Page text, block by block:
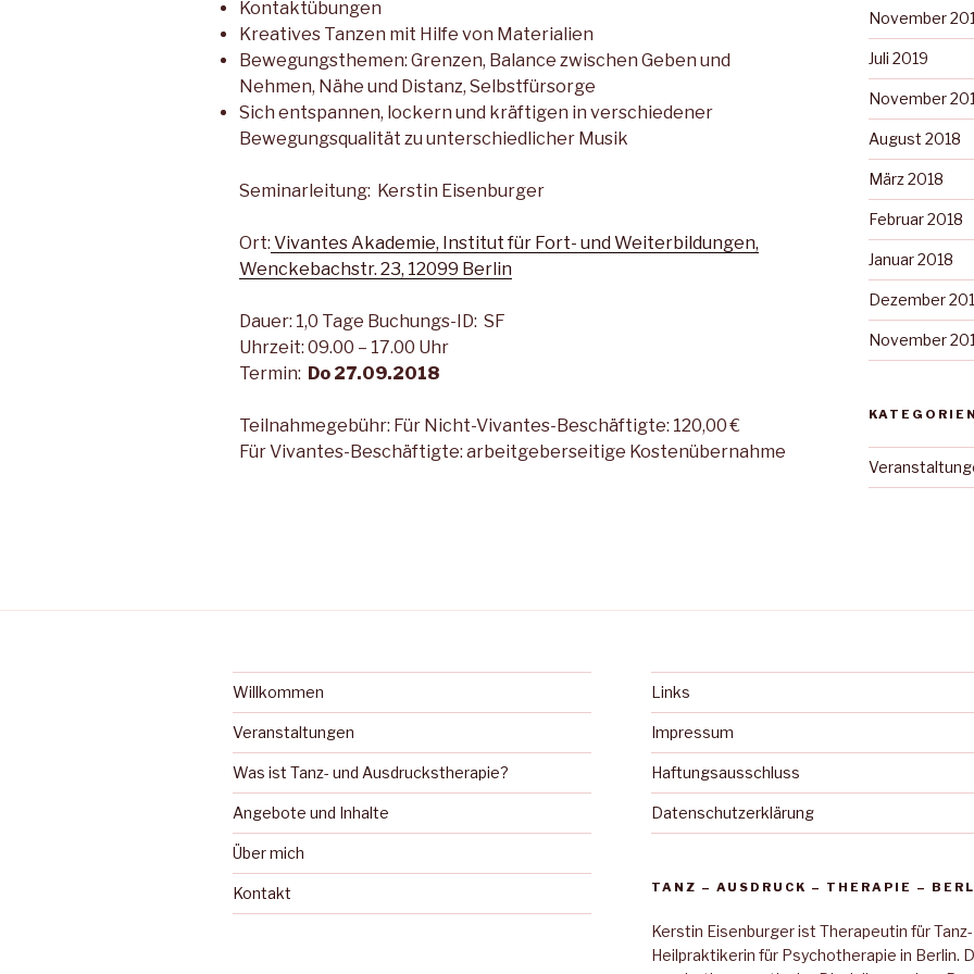
Kontaktübungen
Kreatives Tanzen mit Hilfe von Materialien
Bewegungsthemen: Grenzen, Balance zwischen Geben und
Nehmen, Nähe und Distanz, Selbstfürsorge
Sich entspannen, lockern und kräftigen in verschiedener
Bewegungsqualität zu unterschiedlicher Musik
Seminarleitung: Kerstin Eisenburger
Ort: Vivantes Akademie, Institut für Fort- und Weiterbildungen,
Wenckebachstr. 23, 12099 Berlin
Dauer: 1,0 Tage Buchungs-ID: SF
Uhrzeit: 09.00 – 17.00 Uhr
Termin: Do 27.09.2018
Teilnahmegebühr: Für Nicht-Vivantes-Beschäftigte: 120,00 €
Für Vivantes-Beschäftigte: arbeitgeberseitige Kostenübernahme
November
Juli 2019
November
August 2018
März 2018
Februar 2018
Januar 2018
Dezember
November
KATEGORIEN
Willkommen
Veranstaltungen
Was ist Tanz- und Ausdruckstherapie?
Angebote und Inhalte
Über mich
Kontakt
Links
Impressum
Haftungsausschluss
Datenschutzerklärung
TANZ – AUSDRUCK – THERAPIE –
Kerstin Eisenburger ist Therapeutin für
Heilpraktikerin für Psychotherapie in Berlin.